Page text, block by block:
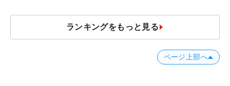
ランキングをもっと見る
ページ上部へ